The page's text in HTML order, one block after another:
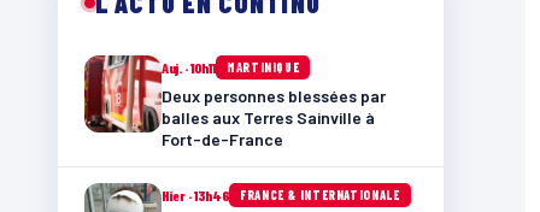
Auj. · 10h11 MARTINIQUE
Deux personnes blessées par
balles aux Terres Sainville à
Fort-de-France
Hier · 13h46 FRANCE & INTERNATIONALE